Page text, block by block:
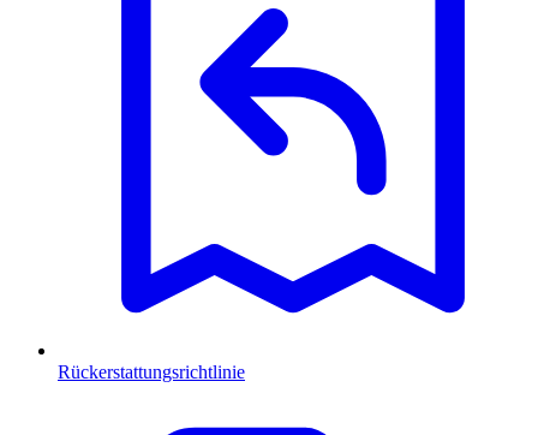
Rückerstattungsrichtlinie